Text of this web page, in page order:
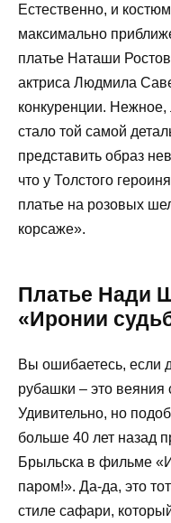
Естественно, и
максимально
платье Наташи
актриса Людмила
конкуренции.
стало той самой
представить образ
что у Толстого
платье на розовых
корсаже».
Платье Нади
«Иронии
Вы ошибаетесь, если
рубашки – это
Удивительно, но
больше 40 лет назад
Брыльска в фильме
паром!». Да-да, это
стиле сафари,